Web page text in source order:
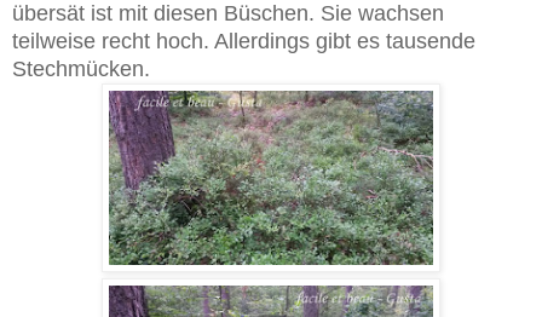
übersät ist mit diesen Büschen. Sie wachsen
teilweise recht hoch. Allerdings gibt es tausende
Stechmücken.